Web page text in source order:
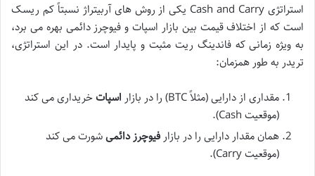
استراتژی Cash and Carry یکی از روش های آربیتراژ نسبتاً کم ریسک
است که از اختلاف قیمت بین بازار اسپات و فیوچرز دائمی بهره می برد،
به ویژه زمانی که فاندینگ ریت مثبت و پایدار است. در این استراتژی،
تریدر به طور همزمان:
مقداری از دارایی (مثلاً BTC) را در بازار اسپاتخریداری می کند
(موقعیت Cash).
همان مقدار دارایی را در بازار فیوچرز دائمیشورت می کند
(موقعیت Carry).